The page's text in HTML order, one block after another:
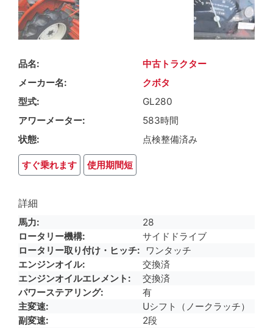
品名
中古トラクター
メーカー名
クボタ
型式
GL280
アワーメーター
583時間
状態
点検整備済み
すぐ乗れます 使用期間短
詳細
馬力
28
ロータリー機構
サイドドライブ
ロータリー取り付け・ヒッチ
ワンタッチ
エンジンオイル
交換済
エンジンオイルエレメント
交換済
パワーステアリング
有
主変速
Uシフト（ノークラッチ）
副変速
2段